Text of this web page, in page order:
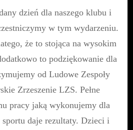
Polski
Zrzeszenia
LZS
kolarstwie
Słubicach
dzień dla naszego klubu i
w tym wydarzeniu.
że to stojąca na wysokim
to podziękowanie dla
od Ludowe Zespoły
Zrzeszenie LZS. Pełne
pracy jaką wykonujemy dla
daje rezultaty. Dzieci i